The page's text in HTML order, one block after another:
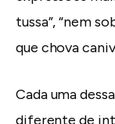
tussa”, “nem
que chova
Cada uma
diferente de